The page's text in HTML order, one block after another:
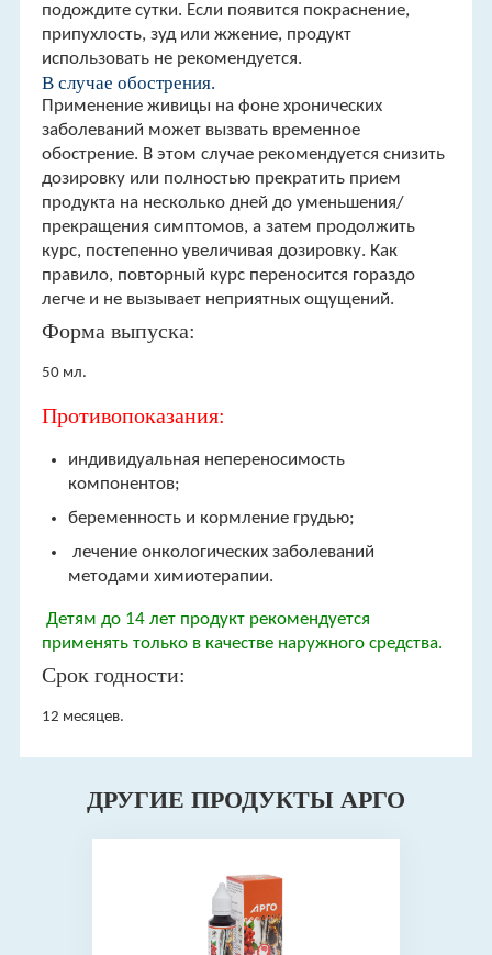
подождите сутки. Если появится покраснение,
припухлость, зуд или жжение, продукт
использовать не рекомендуется.
В случае обострения.
Применение живицы на фоне хронических
заболеваний может вызвать временное
обострение. В этом случае рекомендуется снизить
дозировку или полностью прекратить прием
продукта на несколько дней до уменьшения/
прекращения симптомов, а затем продолжить
курс, постепенно увеличивая дозировку. Как
правило, повторный курс переносится гораздо
легче и не вызывает неприятных ощущений.
Форма выпуска:
50 мл.
Противопоказания:
индивидуальная непереносимость
компонентов;
беременность и кормление грудью;
лечение онкологических заболеваний
методами химиотерапии.
Детям до 14 лет продукт рекомендуется
применять только в качестве наружного средства.
Срок годности:
12 месяцев.
ДРУГИЕ ПРОДУКТЫ АРГО